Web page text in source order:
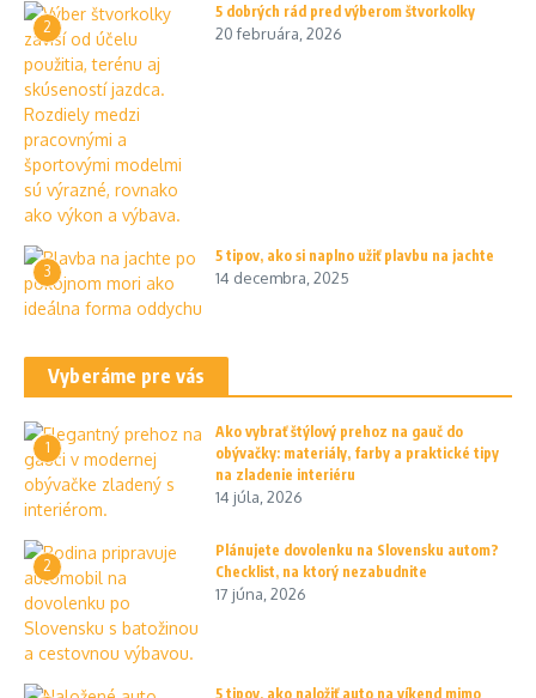
2
5 dobrých rád pred výberom štvorkolky
20 februára, 2026
3
5 tipov, ako si naplno užiť plavbu na jachte
14 decembra, 2025
Vyberáme pre vás
1
Ako vybrať štýlový prehoz na gauč do
obývačky: materiály, farby a praktické tipy
na zladenie interiéru
14 júla, 2026
2
Plánujete dovolenku na Slovensku autom?
Checklist, na ktorý nezabudnite
17 júna, 2026
5 tipov, ako naložiť auto na víkend mimo